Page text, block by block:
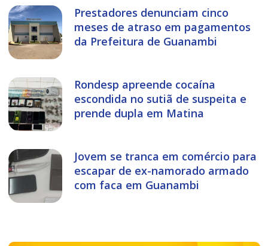
Prestadores denunciam cinco
meses de atraso em pagamentos
da Prefeitura de Guanambi
Rondesp apreende cocaína
escondida no sutiã de suspeita e
prende dupla em Matina
Jovem se tranca em comércio para
escapar de ex-namorado armado
com faca em Guanambi